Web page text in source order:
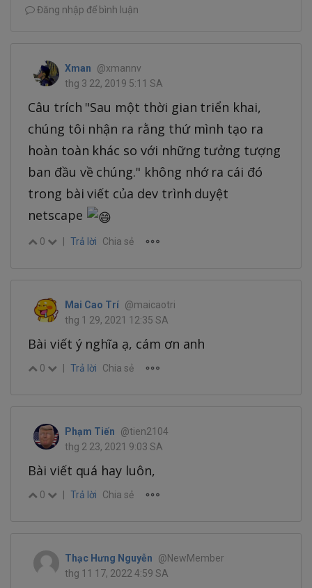
Đăng nhập để bình luận
Xman
@xmannv
thg 3 22, 2019 5:11 SA
Câu trích "Sau một thời gian triển khai,
chúng tôi nhận ra rằng thứ mình tạo ra
hoàn toàn khác so với những tưởng tượng
ban đầu về chúng." không nhớ ra cái đó
trong bài viết của dev trình duyệt
netscape
0 Trả lời Chia sẻ
Mai Cao Trí @maicaotri
thg 1 29, 2021 12:35 SA
Bài viết ý nghĩa ạ, cám ơn anh
0 Trả lời Chia sẻ
Phạm Tiến
@tien2104
thg 2 23, 2021 9:03 SA
Bài viết quá hay luôn,
0 Trả lời Chia sẻ
Thạc Hưng Nguyễn
@NewMember
thg 11 17, 2022 4:59 SA